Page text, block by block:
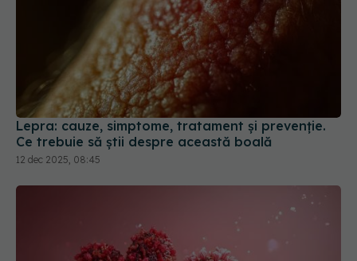
Lepra: cauze, simptome, tratament și prevenție.
Ce trebuie să știi despre această boală
12 dec 2025, 08:45